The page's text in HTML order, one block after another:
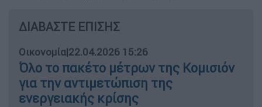
ΔΙΑΒΑΣΤΕ ΕΠΙΣΗΣ
Οικονομία|22.04.2026 15:26
Όλο το πακέτο μέτρων της Κομισιόν
για την αντιμετώπιση της
ενεργειακής κρίσης